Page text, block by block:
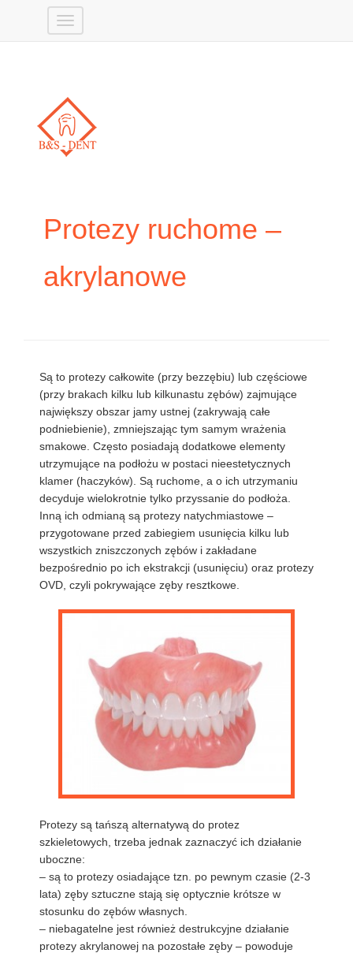
Protezy ruchome –
akrylanowe
Są to protezy całkowite (przy bezzębiu) lub częściowe
(przy brakach kilku lub kilkunastu zębów) zajmujące
największy obszar jamy ustnej (zakrywają całe
podniebienie), zmniejszając tym samym wrażenia
smakowe. Często posiadają dodatkowe elementy
utrzymujące na podłożu w postaci nieestetycznych
klamer (haczyków). Są ruchome, a o ich utrzymaniu
decyduje wielokrotnie tylko przyssanie do podłoża.
Inną ich odmianą są protezy natychmiastowe –
przygotowane przed zabiegiem usunięcia kilku lub
wszystkich zniszczonych zębów i zakładane
bezpośrednio po ich ekstrakcji (usunięciu) oraz protezy
OVD, czyli pokrywające zęby resztkowe.
Protezy są tańszą alternatywą do protez
szkieletowych, trzeba jednak zaznaczyć ich działanie
uboczne:
– są to protezy osiadające tzn. po pewnym czasie (2-3
lata) zęby sztuczne stają się optycznie krótsze w
stosunku do zębów własnych.
– niebagatelne jest również destrukcyjne działanie
protezy akrylanowej na pozostałe zęby – powoduje